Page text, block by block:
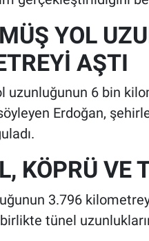
YOL
AŞTI
uzunluğunun 6 bin
söyleyen Erdoğan,
KÖPRÜ VE
3.796
tünel